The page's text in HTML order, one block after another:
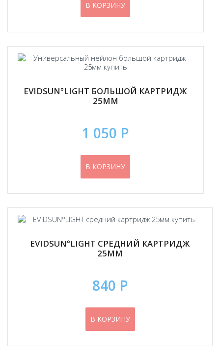
В КОРЗИНУ
EVIDSUN°LIGHT БОЛЬШОЙ КАРТРИДЖ
25ММ
1 050 Р
В КОРЗИНУ
EVIDSUN°LIGHT СРЕДНИЙ КАРТРИДЖ
25ММ
840 Р
В КОРЗИНУ